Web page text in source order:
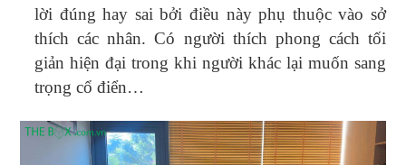
lời đúng hay sai bởi điều này phụ thuộc vào sở
thích các nhân. Có người thích phong cách tối
giản hiện đại trong khi người khác lại muốn sang
trọng cổ điển…